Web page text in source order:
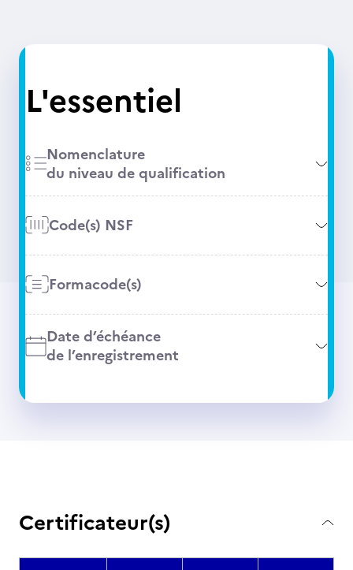
L'essentiel
Nomenclature
du niveau de qualification
Code(s) NSF
Formacode(s)
Date d’échéance
de l’enregistrement
Certificateur(s)